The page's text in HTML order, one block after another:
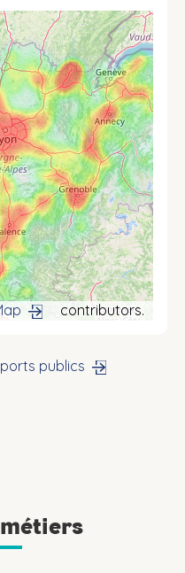
contributors.
publics